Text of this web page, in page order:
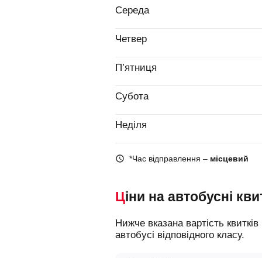
Середа
Четвер
П’ятниця
Субота
Неділя
*Час відправлення – місцевий
Ціни на автобусні
Нижче вказана вартість квитків на різні типи автобусів, що допоможе вам зорієнтуватися у виборі і замовити місце в
автобусі відповідного класу.